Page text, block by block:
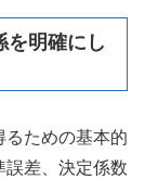
を明確にし
るための基本的
誤差、決定係数